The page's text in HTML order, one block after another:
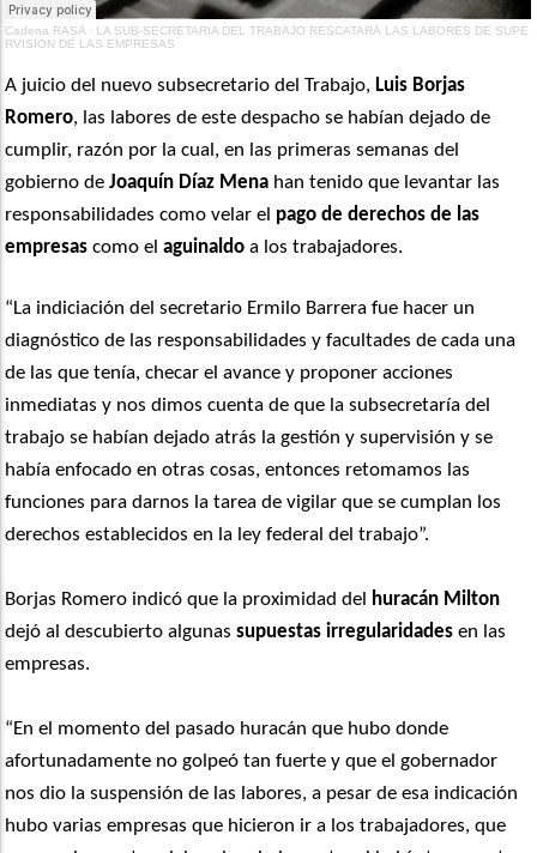
Cadena RASA · LA SUB-SECRETARIA DEL TRABAJO RESCATARÁ LAS LABORES DE SUPE
RVISION DE LAS EMPRESAS
A juicio del nuevo subsecretario del Trabajo, Luis Borjas
Romero, las labores de este despacho se habían dejado de
cumplir, razón por la cual, en las primeras semanas del
gobierno deJoaquín Díaz Mena han tenido que levantar las
responsabilidades como velar el pago de derechos de las
empresas como elaguinaldo a los trabajadores.
“La indiciación del secretario Ermilo Barrera fue hacer un
diagnóstico de las responsabilidades y facultades de cada una
de las que tenía, checar el avance y proponer acciones
inmediatas y nos dimos cuenta de que la subsecretaría del
trabajo se habían dejado atrás la gestión y supervisión y se
había enfocado en otras cosas, entonces retomamos las
funciones para darnos la tarea de vigilar que se cumplan los
derechos establecidos en la ley federal del trabajo”.
Borjas Romero indicó que la proximidad del
huracán Milton
dejó al descubierto algunassupuestas irregularidades en las
empresas.
“En el momento del pasado huracán que hubo donde
afortunadamente no golpeó tan fuerte y que el gobernador
nos dio la suspensión de las labores, a pesar de esa indicación
hubo varias empresas que hicieron ir a los trabajadores, que